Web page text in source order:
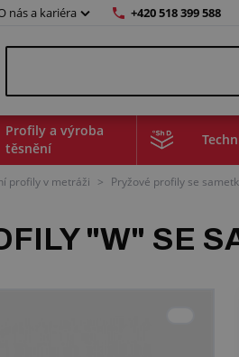
nás a kariéra +420 518 399 588
Profily a výroba
těsnění
profily v metráži > Pryžové profily se
"W" SE